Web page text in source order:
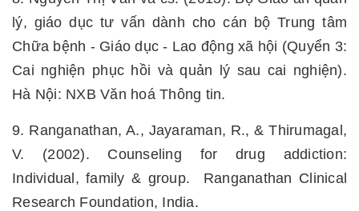
lý, giáo dục tư vấn dành cho cán bộ Trung tâm
Chữa bệnh - Giáo dục - Lao động xã hội (Quyển 3:
Cai nghiện phục hồi và quản lý sau cai nghiện).
Hà Nội: NXB Văn hoá Thông tin.
9. Ranganathan, A., Jayaraman, R., & Thirumagal,
V. (2002). Counseling for drug addiction:
Individual, family & group. Ranganathan Clinical
Research Foundation, India.